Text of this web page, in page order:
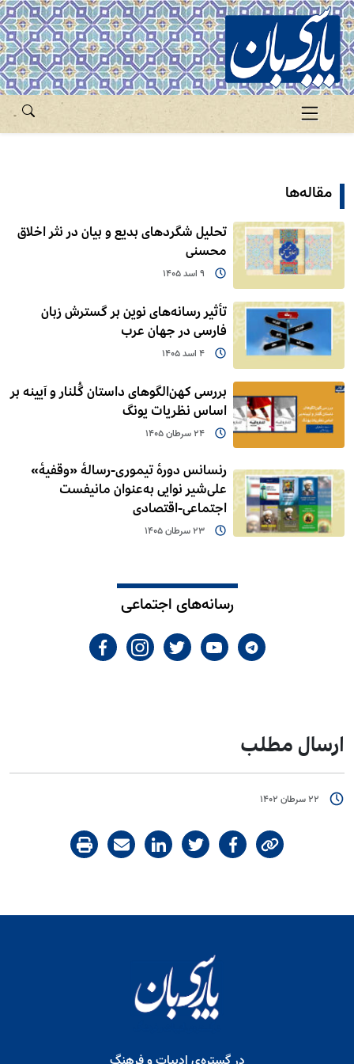
ارسال مطلب
22 سرطان 1402
مقاله‌ها
تحلیل شگردهای بدیع و بیان در نثر اخلاق
محسنی
9 اسد 1405
تأثیر رسانه‌های نوین بر گسترش زبان
فارسی در جهان عرب
4 اسد 1405
بررسی کهن‌الگوهای داستان گُلنار و آیینه بر
اساس نظریات یونگ
24 سرطان 1405
رنسانس دورۀ تیموری-رسالۀ «وقفیۀ»
علی‌شیر نوایی به‌عنوان مانیفست
اجتماعی-اقتصادی
23 سرطان 1405
رسانه‌های اجتماعی